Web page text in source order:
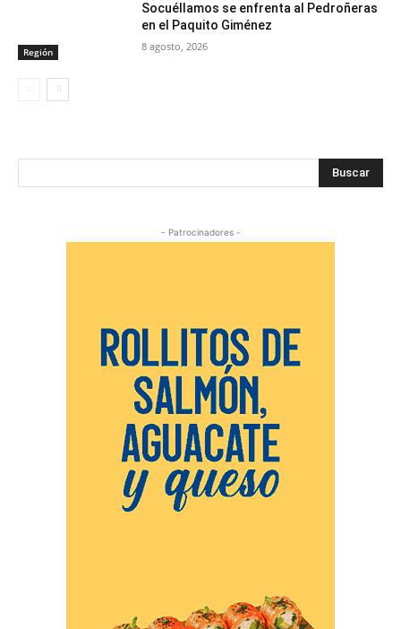
Región
Socuéllamos se enfrenta al Pedroñeras
en el Paquito Giménez
8 agosto, 2026
Buscar
- Patrocinadores -